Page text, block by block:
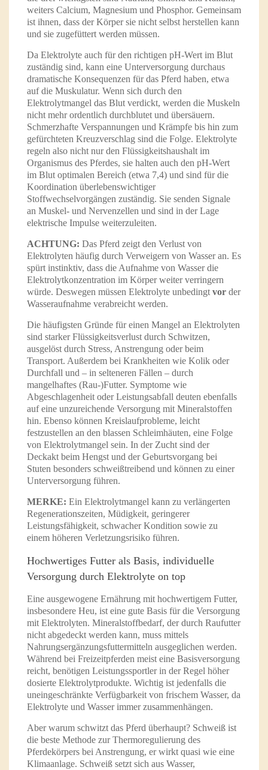
weiters Calcium, Magnesium und Phosphor. Gemeinsam
ist ihnen, dass der Körper sie nicht selbst herstellen kann
und sie zugefüttert werden müssen.
Da Elektrolyte auch für den richtigen pH-Wert im Blut
zuständig sind, kann eine Unterversorgung durchaus
dramatische Konsequenzen für das Pferd haben, etwa
auf die Muskulatur. Wenn sich durch den
Elektrolytmangel das Blut verdickt, werden die Muskeln
nicht mehr ordentlich durchblutet und übersäuern.
Schmerzhafte Verspannungen und Krämpfe bis hin zum
gefürchteten Kreuzverschlag sind die Folge. Elektrolyte
regeln also nicht nur den Flüssigkeitshaushalt im
Organismus des Pferdes, sie halten auch den pH-Wert
im Blut optimalen Bereich (etwa 7,4) und sind für die
Koordination überlebenswichtiger
Stoffwechselvorgängen zuständig. Sie senden Signale
an Muskel- und Nervenzellen und sind in der Lage
elektrische Impulse weiterzuleiten.
ACHTUNG: Das Pferd zeigt den Verlust von
Elektrolyten häufig durch Verweigern von Wasser an. Es
spürt instinktiv, dass die Aufnahme von Wasser die
Elektrolytkonzentration im Körper weiter verringern
würde. Deswegen müssen Elektrolyte unbedingt vor der
Wasseraufnahme verabreicht werden.
Die häufigsten Gründe für einen Mangel an Elektrolyten
sind starker Flüssigkeitsverlust durch Schwitzen,
ausgelöst durch Stress, Anstrengung oder beim
Transport. Außerdem bei Krankheiten wie Kolik oder
Durchfall und – in selteneren Fällen – durch
mangelhaftes (Rau-)Futter. Symptome wie
Abgeschlagenheit oder Leistungsabfall deuten ebenfalls
auf eine unzureichende Versorgung mit Mineralstoffen
hin. Ebenso können Kreislaufprobleme, leicht
festzustellen an den blassen Schleimhäuten, eine Folge
von Elektrolytmangel sein. In der Zucht sind der
Deckakt beim Hengst und der Geburtsvorgang bei
Stuten besonders schweißtreibend und können zu einer
Unterversorgung führen.
MERKE: Ein Elektrolytmangel kann zu verlängerten
Regenerationszeiten, Müdigkeit, geringerer
Leistungsfähigkeit, schwacher Kondition sowie zu
einem höheren Verletzungsrisiko führen.
Hochwertiges Futter als Basis, individuelle
Versorgung durch Elektrolyte on top
Eine ausgewogene Ernährung mit hochwertigem Futter,
insbesondere Heu, ist eine gute Basis für die Versorgung
mit Elektrolyten. Mineralstoffbedarf, der durch Raufutter
nicht abgedeckt werden kann, muss mittels
Nahrungsergänzungsfuttermitteln ausgeglichen werden.
Während bei Freizeitpferden meist eine Basisversorgung
reicht, benötigen Leistungssportler in der Regel höher
dosierte Elektrolytprodukte. Wichtig ist jedenfalls die
uneingeschränkte Verfügbarkeit von frischem Wasser, da
Elektrolyte und Wasser immer zusammenhängen.
Aber warum schwitzt das Pferd überhaupt? Schweiß ist
die beste Methode zur Thermoregulierung des
Pferdekörpers bei Anstrengung, er wirkt quasi wie eine
Klimaanlage. Schweiß setzt sich aus Wasser,